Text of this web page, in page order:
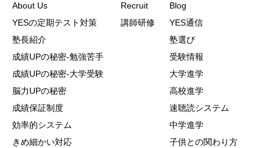
About Us
YESの定期テスト対策
塾長紹介
成績UPの秘密-勉強苦手
成績UPの秘密-大学受験
脳力UPの秘密
成績保証制度
効率的システム
きめ細かい対応
Recruit
講師研修
Blog
YES通信
塾選び
受験情報
大学進学
高校進学
速聴読システム
中学進学
子供との関わり方